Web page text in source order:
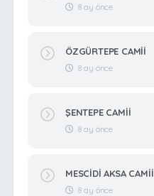
8 ay önce
ÖZGÜRTEPE CAMİİ
8 ay önce
ŞENTEPE CAMİİ
8 ay önce
MESCİDİ AKSA CAMİİ
8 ay önce